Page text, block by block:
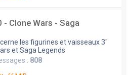
- Clone Wars - Saga
les figurines et vaisseaux 3"
et Saga Legends
: 808